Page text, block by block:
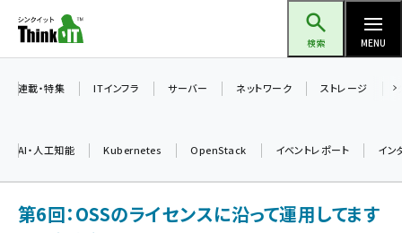
ン
ツ
検索 MENU
連載・特集 ITインフラ サーバー ネットワーク ストレージ
AI・人工知能 Kubernetes OpenStack イベントレポート イン
第6回：OSSのライセンスに沿って運用してます